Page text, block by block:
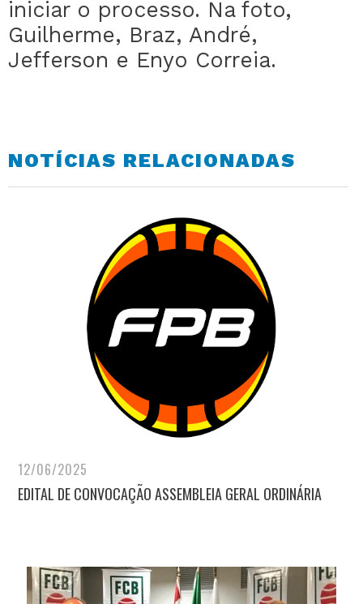
iniciar o processo. Na foto,
Guilherme, Braz, André,
Jefferson e Enyo Correia.
NOTÍCIAS RELACIONADAS
12/06/2025
EDITAL DE CONVOCAÇÃO ASSEMBLEIA GERAL ORDINÁRIA